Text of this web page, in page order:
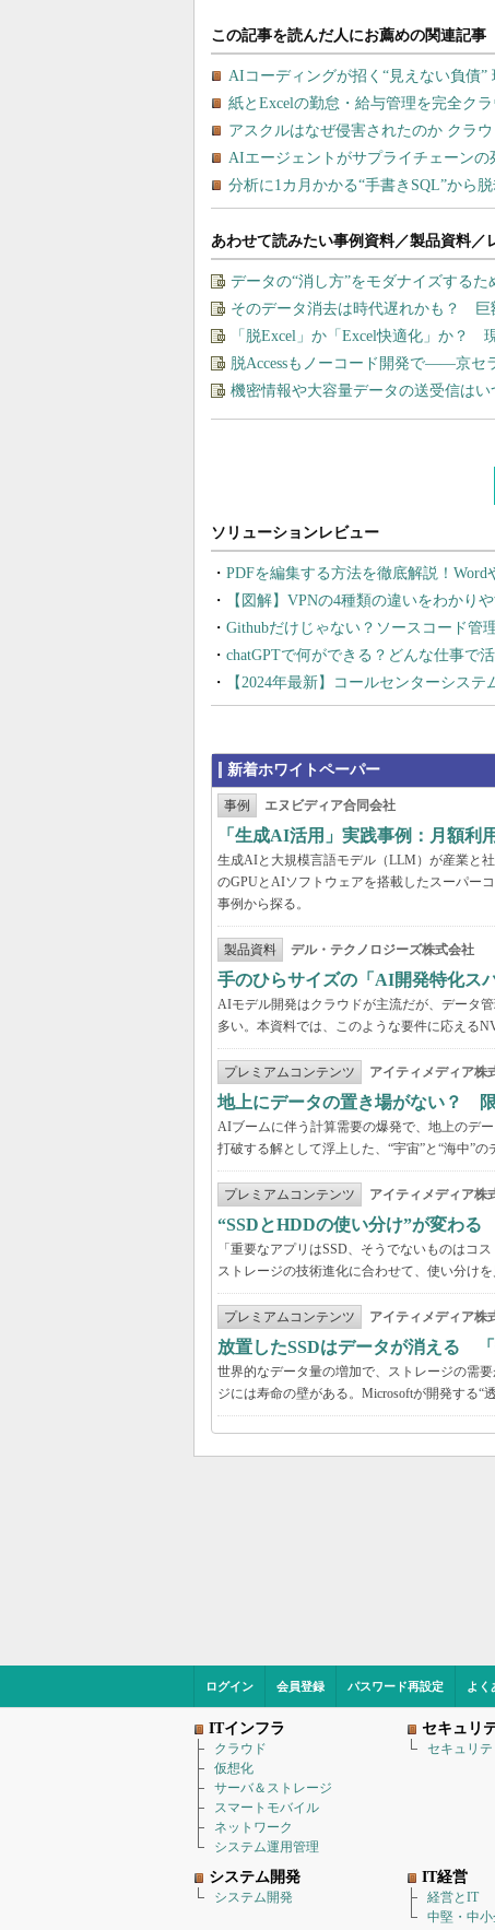
あわせて読みたい事例資料／製品資料／
データの“消し方”をモダナイズするた
そのデータ消去は時代遅れかも？ 巨
「脱Excel」か「Excel快適化」か？
脱Accessもノーコード開発で――京セ
機密情報や大容量データの送受信は
PDFを編集する方法を徹底解説！
【図解】VPNの4種類の違いをわかり
Githubだけじゃない？ソースコード管
chatGPTで何ができる？どんな仕事で
【2024年最新】コールセンターシス
新着ホワイトペーパー
事例 エヌビディア合同会社
「生成AI活用」実践事例：月額利
生成AIと大規模言語モデル（LLM）が産業と
のGPUとAIソフトウェアを搭載したスーパー
事例から探る。
製品資料 デル・テクノロジーズ株式会社
手のひらサイズの「AI開発特化ス
AIモデル開発はクラウドが主流だが、データ
多い。本資料では、このような要件に応える
プレミアムコンテンツ アイティメディア株
地上にデータの置き場がない？
AIブームに伴う計算需要の爆発で、地上のデ
打破する解として浮上した、“宇宙”と“海中”の
プレミアムコンテンツ アイティメディア株
“SSDとHDDの使い分け”が変わ
「重要なアプリはSSD、そうでないものはコ
ストレージの技術進化に合わせて、使い分け
プレミアムコンテンツ アイティメディア株
放置したSSDはデータが消える
世界的なデータ量の増加で、ストレージの需
ジには寿命の壁がある。Microsoftが開発する“
ログイン 会員登録 パスワード再設定 よく
ITインフラ
クラウド
仮想化
サーバ＆ストレージ
スマートモバイル
ネットワーク
システム運用管理
セキュリ
セキュリテ
システム開発
システム開発
IT経営
経営とIT
中堅・中